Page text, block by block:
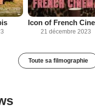
21 décembre 2023
Toute sa filmographie